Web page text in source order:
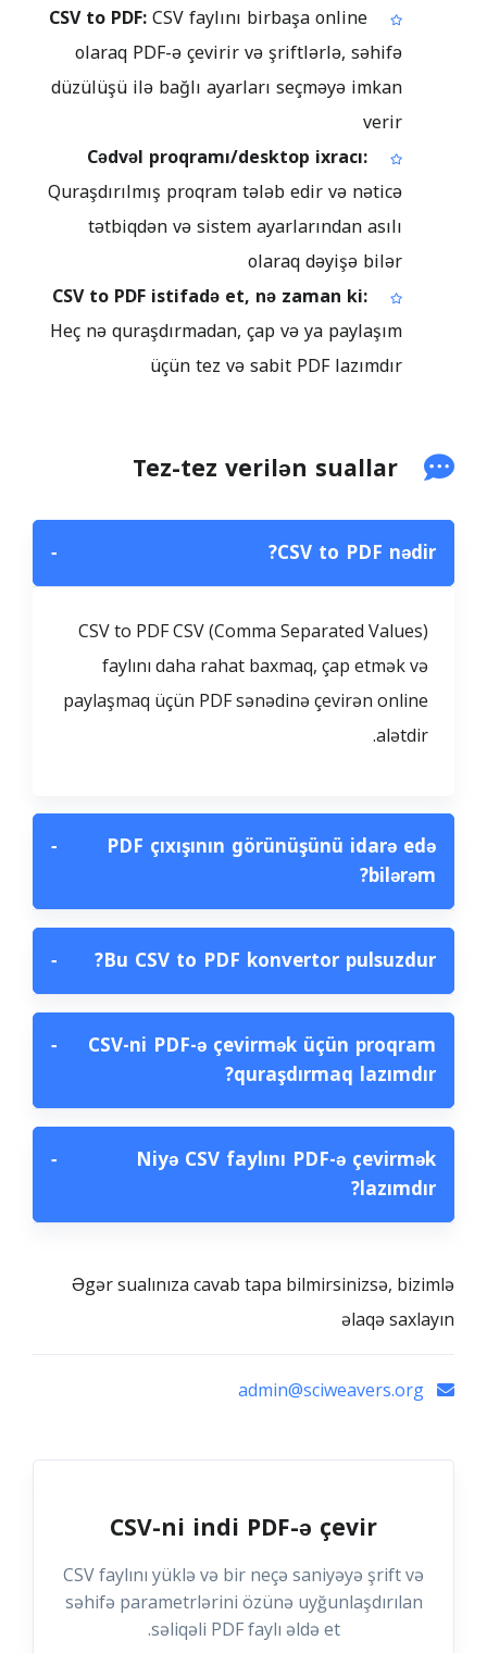
CSV to PDF:CSV faylını birbaşa online
olaraq PDF-ə çevirir və şriftlərlə, səhifə
düzülüşü ilə bağlı ayarları seçməyə imkan
verir
Cədvəl proqramı/desktop ixracı:
Quraşdırılmış proqram tələb edir və nəticə
tətbiqdən və sistem ayarlarından asılı
olaraq dəyişə bilər
CSV to PDF istifadə et, nə zaman ki:
Heç nə quraşdırmadan, çap və ya paylaşım
üçün tez və sabit PDF lazımdır
Tez-tez verilən suallar
CSV to PDF nədir?
−
CSV to PDF CSV (Comma Separated Values)
faylını daha rahat baxmaq, çap etmək və
paylaşmaq üçün PDF sənədinə çevirən online
alətdir.
PDF çıxışının görünüşünü idarə edə
bilərəm?
−
Bu CSV to PDF konvertor pulsuzdur?
−
CSV-ni PDF-ə çevirmək üçün proqram
quraşdırmaq lazımdır?
−
Niyə CSV faylını PDF-ə çevirmək
lazımdır?
−
Əgər sualınıza cavab tapa bilmirsinizsə, bizimlə
əlaqə saxlayın
CSV-ni indi PDF-ə çevir
CSV faylını yüklə və bir neçə saniyəyə şrift və
səhifə parametrlərini özünə uyğunlaşdırılan
səliqəli PDF faylı əldə et.